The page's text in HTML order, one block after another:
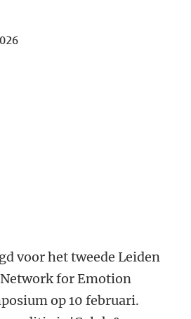
voor het tweede Leiden
for Emotion
op 10 februari.